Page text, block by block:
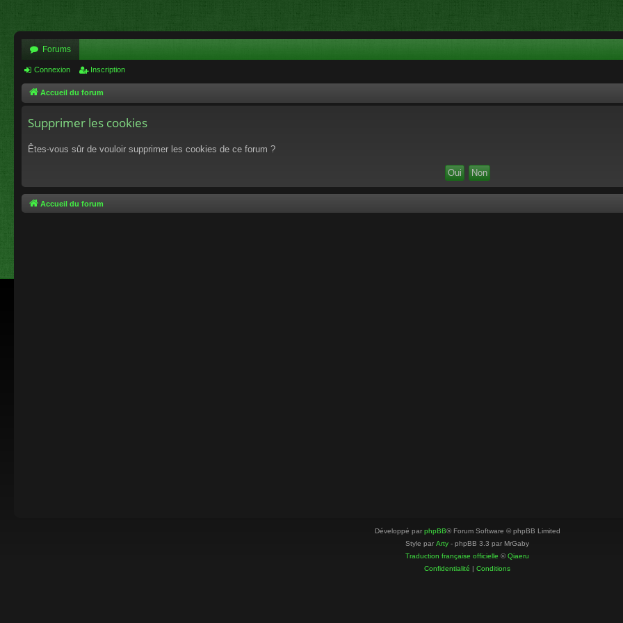
Forums
Connexion Inscription
Accueil du forum
Supprimer les cookies
Êtes-vous sûr de vouloir supprimer les cookies de ce forum ?
Accueil du forum
Développé par phpBB® Forum Software © phpBB Limited
Style par Arty - phpBB 3.3 par MrGaby
Traduction française officielle ©Qiaeru
Confidentialité | Conditions